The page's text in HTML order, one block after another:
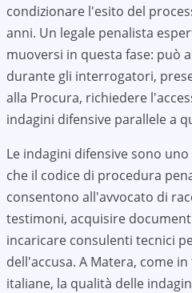
condizionare l'esito del
anni. Un legale penalista
muoversi in questa fase: può
durante gli interrogatori,
alla Procura, richiedere
indagini difensive parallele a
Le indagini difensive sono
che il codice di procedura
consentono all'avvocato di
testimoni, acquisire
incaricare consulenti tecnici
dell'accusa. A Matera, come
italiane, la qualità delle